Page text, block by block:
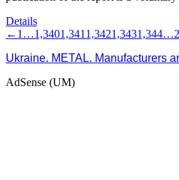
Details
← 1 …1,3401,341 1,3421,3431,344…
Ukraine. METAL. Manufacturers
AdSense (UM)